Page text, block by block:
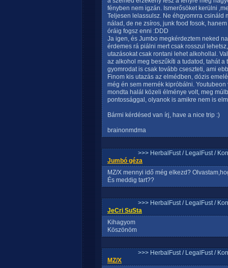
fényben nem igzán. Ismerősöket kerülni
Teljesen lelassulsz. Ne éhgyomrra csináld
nálad, de ne zsíros, junk food fosok,
óráig fogsz enni :DDD
Ja igen, és Jumbo megkérdeztem neked
érdemes rá piálni mert csak rosszul
utazásokat csak rontani lehet alkohollal.
az alkohol meg beszűkíti a tudatod, tahát
gyomrodat is csak tovább cseszteti, ami
Finom kis utazás az elmédben, dózis
még én sem mernék kipróbálni.
mondta halál közeli élménye volt, meg
pontossággal, olyanok is amikre nem is
Bármi kérdésed van írj, have a nice trip :)
brainonmdma
>>> HerbalFust / LegalFust /
Jumbó géza
MZ/X mennyi idő még elkezd?
És meddig tart??
>>> HerbalFust / LegalFust /
JeCri SuSta
Kihagyom
Köszönöm
>>> HerbalFust / LegalFust /
MZ/X